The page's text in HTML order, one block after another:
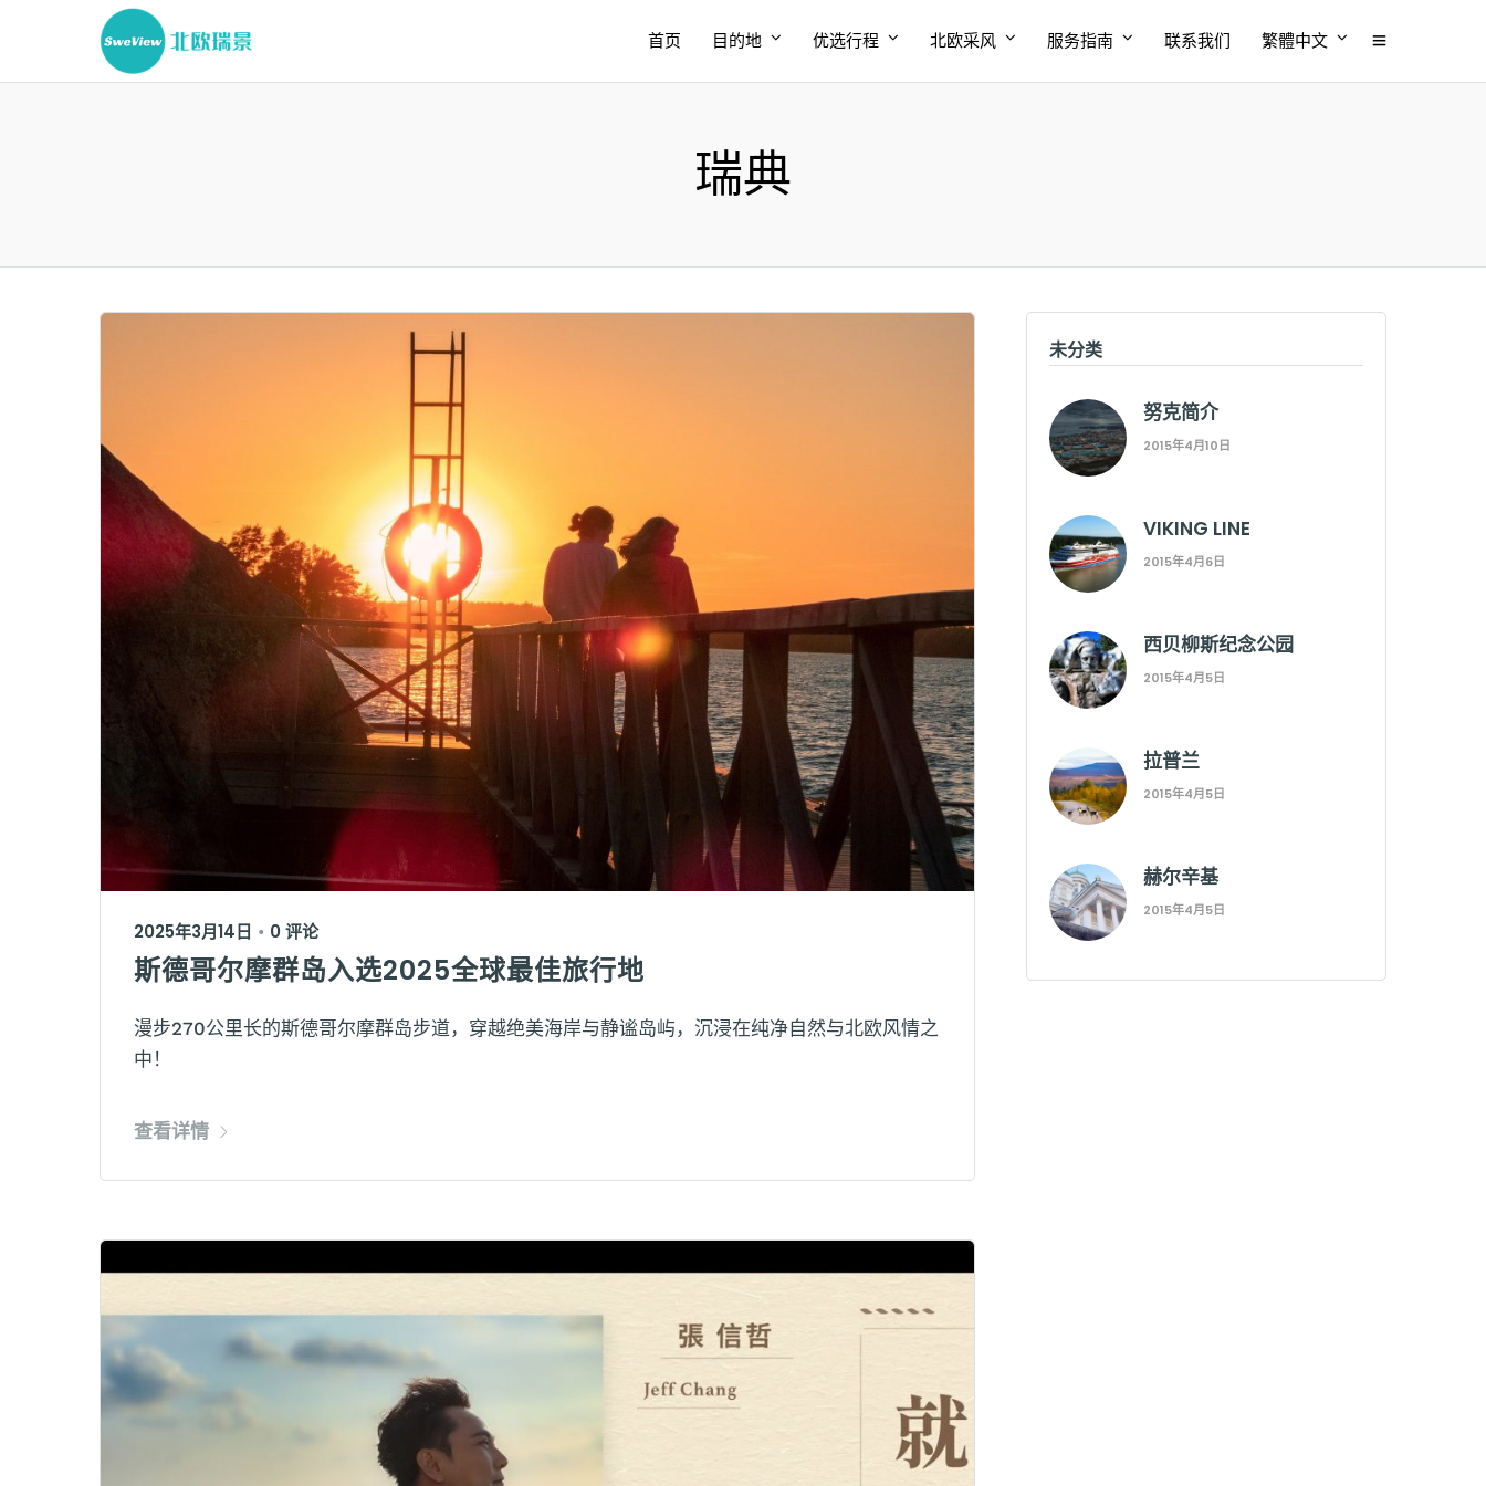
首页 目的地 优选行程 北欧采风 服务指南 联系我们 繁體中文
瑞典
2025年3月14日 • 0 评论
斯德哥尔摩群岛入选2025全球最佳旅行地
漫步270公里长的斯德哥尔摩群岛步道，穿越绝美海岸与静谧岛屿，沉浸在纯净自然与北欧风情之
中！
查看详情
未分类
努克简介
2015年4月10日
VIKING LINE
2015年4月6日
西贝柳斯纪念公园
2015年4月5日
拉普兰
2015年4月5日
赫尔辛基
2015年4月5日